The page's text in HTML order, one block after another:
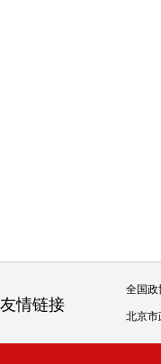
友情链接
全国政
北京市